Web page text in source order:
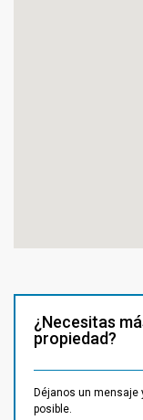
¿Necesitas
propiedad?
Déjanos un
posible.